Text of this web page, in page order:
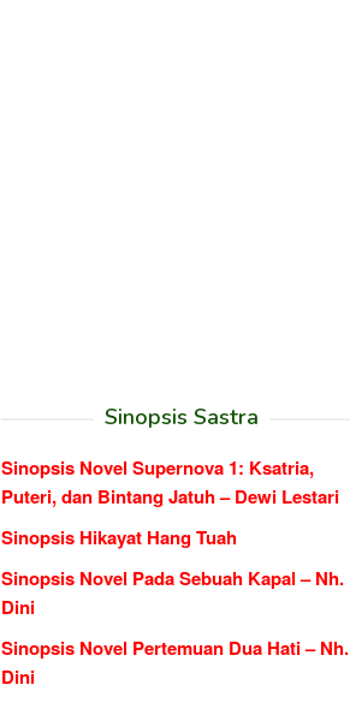
Sinopsis Sastra
Sinopsis Novel Supernova 1: Ksatria,
Puteri, dan Bintang Jatuh – Dewi Lestari
Sinopsis Hikayat Hang Tuah
Sinopsis Novel Pada Sebuah Kapal – Nh.
Dini
Sinopsis Novel Pertemuan Dua Hati – Nh.
Dini